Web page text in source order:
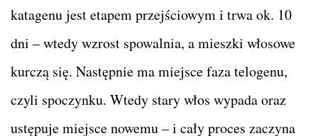
katagenu jest etapem przejściowym i trwa ok. 10
dni – wtedy wzrost spowalnia, a mieszki włosowe
kurczą się. Następnie ma miejsce faza telogenu,
czyli spoczynku. Wtedy stary włos wypada oraz
ustępuje miejsce nowemu – i cały proces zaczyna